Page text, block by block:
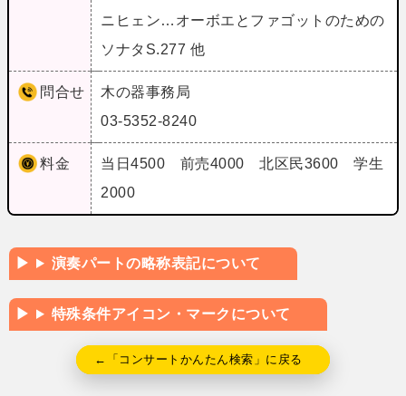
ニヒェン…オーボエとファゴットのための
ソナタS.277 他
問合せ
木の器事務局
03-5352-8240
料金
当日4500 前売4000 北区民3600 学生
2000
演奏パートの略称表記について
特殊条件アイコン・マークについて
←「コンサートかんたん検索」に戻る